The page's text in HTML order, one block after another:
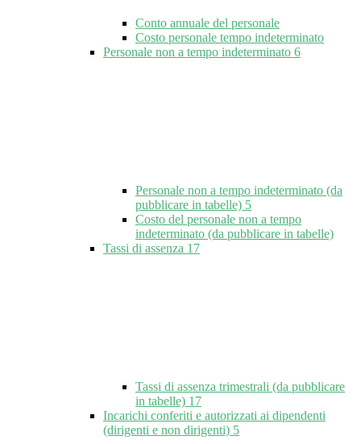
Conto annuale del personale
Costo personale tempo indeterminato
Personale non a tempo indeterminato 6
Personale non a tempo indeterminato (da
pubblicare in tabelle) 5
Costo del personale non a tempo
indeterminato (da pubblicare in tabelle)
Tassi di assenza 17
Tassi di assenza trimestrali (da pubblicare
in tabelle) 17
Incarichi conferiti e autorizzati ai dipendenti
(dirigenti e non dirigenti) 5